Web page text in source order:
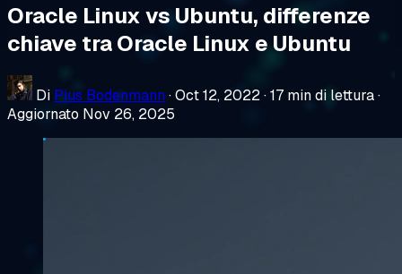
Oracle Linux vs Ubuntu, differenze
chiave tra Oracle Linux e Ubuntu
Di Pius Bodenmann ·Oct 12, 2022·17 min di lettura·
Aggiornato Nov 26, 2025